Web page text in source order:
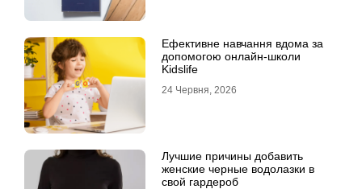
Ефективне навчання вдома за
допомогою онлайн-школи
Kidslife
24 Червня, 2026
Лучшие причины добавить
женские черные водолазки в
свой гардероб